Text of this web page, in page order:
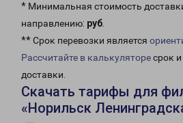
* Минимальная стоимость
направлению: руб.
** Срок перевозки является
Рассчитайте в калькуляторесрок
доставки.
Скачать тарифы для
«Норильск